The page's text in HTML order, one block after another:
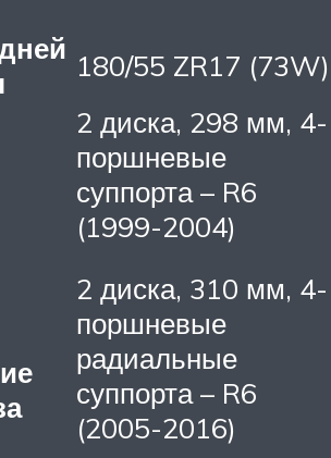
180/55 ZR17 (73W)
2 диска, 298 мм, 4-
поршневые
суппорта – R6
(1999-2004)
2 диска, 310 мм, 4-
поршневые
радиальные
суппорта – R6
(2005-2016)